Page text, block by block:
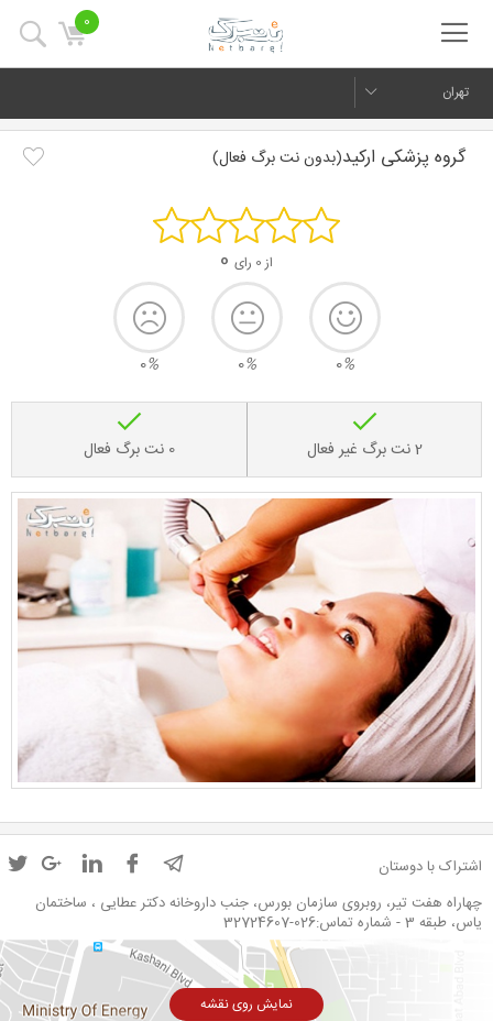
0
تهران
گروه پزشکی ارکید(بدون نت برگ فعال)
از 0 رای 0
0%
0%
0%
2 نت برگ غیر فعال 0 نت برگ فعال
اشتراک با دوستان
چهاراه هفت تیر، روبروی سازمان بورس، جنب داروخانه دکتر عطایی ، ساختمان
یاس، طبقه 3 - شماره تماس:026-32724607
نمایش روی نقشه